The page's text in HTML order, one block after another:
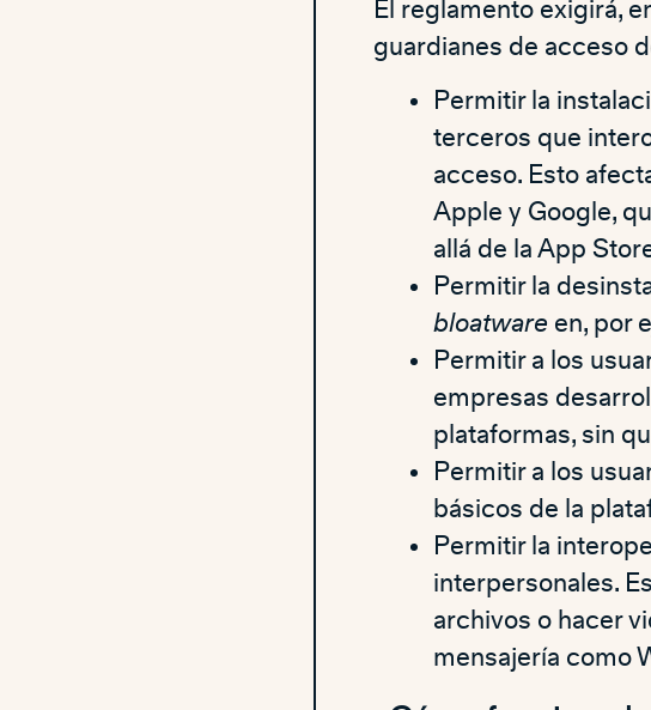
El reglamento exigirá,
guardianes de acceso
Permitir la
terceros que
acceso. Esto
Apple y Google,
allá de la App
Permitir la
bloatware en, por
Permitir a los
empresas
plataformas, sin
Permitir a los
básicos de la
Permitir la
interpersonales.
archivos o hacer
mensajería como